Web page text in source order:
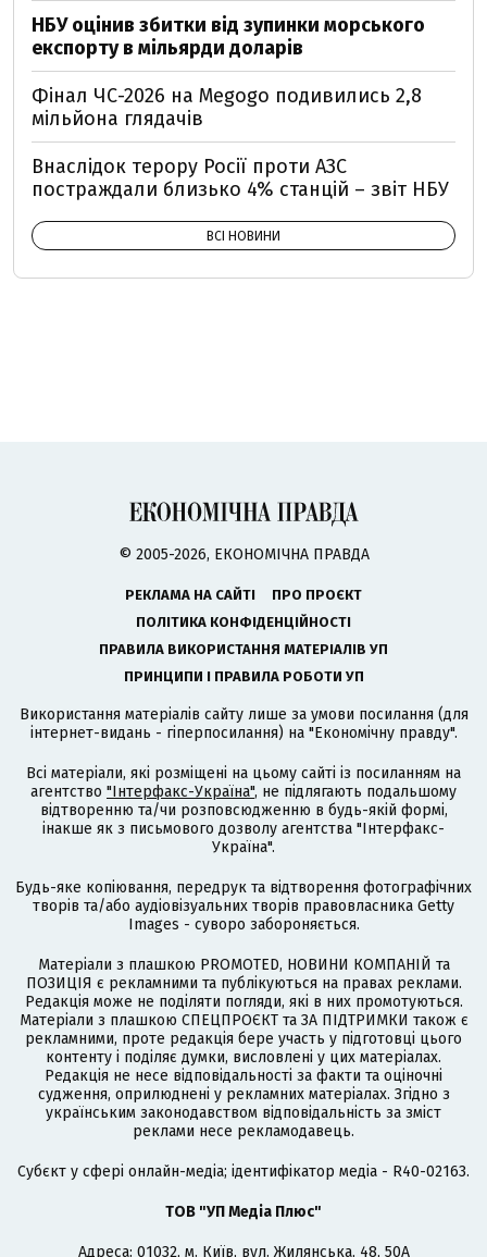
НБУ оцінив збитки від зупинки морського
експорту в мільярди доларів
Фінал ЧС-2026 на Megogo подивились 2,8
мільйона глядачів
Внаслідок терору Росії проти АЗС
постраждали близько 4% станцій – звіт НБУ
ВСІ НОВИНИ
© 2005-2026, ЕКОНОМІЧНА ПРАВДА
РЕКЛАМА НА САЙТІ
ПРО ПРОЄКТ
ПОЛІТИКА КОНФІДЕНЦІЙНОСТІ
ПРАВИЛА ВИКОРИСТАННЯ МАТЕРІАЛІВ УП
ПРИНЦИПИ І ПРАВИЛА РОБОТИ УП
Використання матеріалів сайту лише за умови посилання (для
інтернет-видань - гіперпосилання) на "Економічну правду".
Всі матеріали, які розміщені на цьому сайті із посиланням на
агентство "Інтерфакс-Україна", не підлягають подальшому
відтворенню та/чи розповсюдженню в будь-якій формі,
інакше як з письмового дозволу агентства "Інтерфакс-
Україна".
Будь-яке копіювання, передрук та відтворення фотографічних
творів та/або аудіовізуальних творів правовласника Getty
Images - суворо забороняється.
Матеріали з плашкою PROMOTED, НОВИНИ КОМПАНІЙ та
ПОЗИЦІЯ є рекламними та публікуються на правах реклами.
Редакція може не поділяти погляди, які в них промотуються.
Матеріали з плашкою СПЕЦПРОЄКТ та ЗА ПІДТРИМКИ також є
рекламними, проте редакція бере участь у підготовці цього
контенту і поділяє думки, висловлені у цих матеріалах.
Редакція не несе відповідальності за факти та оціночні
судження, оприлюднені у рекламних матеріалах. Згідно з
українським законодавством відповідальність за зміст
реклами несе рекламодавець.
Cубєкт у сфері онлайн-медіа; ідентифікатор медіа - R40-02163.
ТОВ "УП Медіа Плюс"
Адреса: 01032, м. Київ, вул. Жилянська, 48, 50А